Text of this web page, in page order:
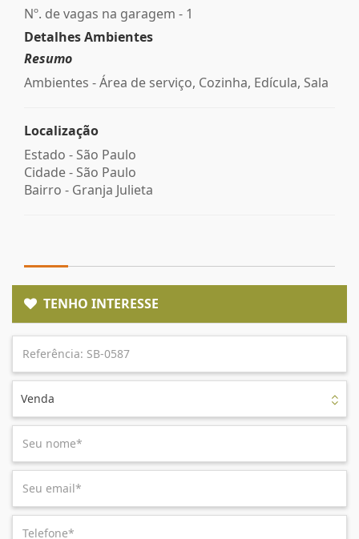
Nº. de vagas na garagem - 1
Detalhes Ambientes
Resumo
Ambientes - Área de serviço, Cozinha, Edícula, Sala
Localização
Estado - São Paulo
Cidade - São Paulo
Bairro - Granja Julieta
TENHO INTERESSE
Venda